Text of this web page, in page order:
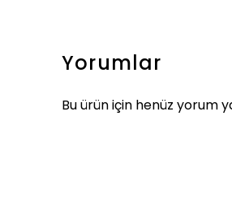
Yorumlar
Bu ürün için henüz yorum